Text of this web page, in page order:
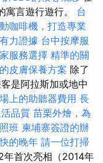
寓言遊行遊行。 台
咖啡機，打造專業
力證據 台中按摩服
服務選擇 精準的關
皮膚保養方案 除了
是阿拉斯加或地中
上的助聽器費用 長
品質 苗栗外燴，為
班 柬埔寨簽證的辦
的晚年 請一位打掃
首次亮相（2014年